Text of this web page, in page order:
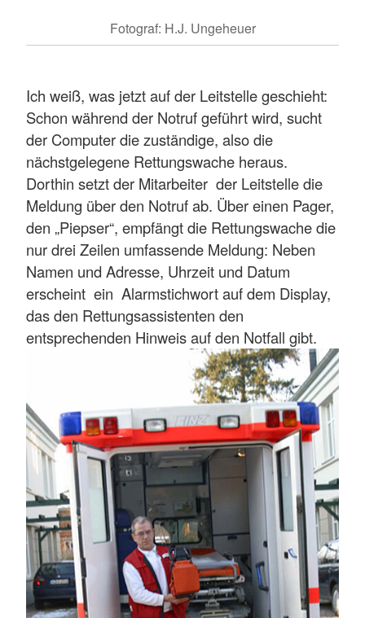
Fotograf: H.J. Ungeheuer
Ich weiß, was jetzt auf der Leitstelle geschieht:
Schon während der Notruf geführt wird, sucht
der Computer die zuständige, also die
nächstgelegene Rettungswache heraus.
Dorthin setzt der Mitarbeiter der Leitstelle die
Meldung über den Notruf ab. Über einen Pager,
den „Piepser“, empfängt die Rettungswache die
nur drei Zeilen umfassende Meldung: Neben
Namen und Adresse, Uhrzeit und Datum
erscheint ein Alarmstichwort auf dem Display,
das den Rettungsassistenten den
entsprechenden Hinweis auf den Notfall gibt.